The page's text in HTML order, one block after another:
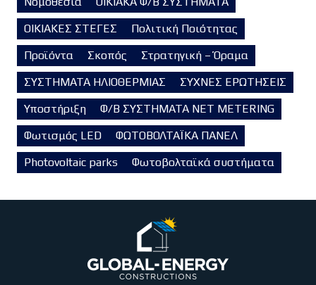
ΟΙΚΙΑΚΕΣ ΣΤΕΓΕΣ
Πολιτική Ποιότητας
Προϊόντα
Σκοπός
Στρατηγική – Όραμα
ΣΥΣΤΗΜΑΤΑ ΗΛΙΟΘΕΡΜΙΑΣ
ΣΥΧΝΕΣ ΕΡΩΤΗΣΕΙΣ
Υποστήριξη
Φ/Β ΣΥΣΤΗΜΑΤΑ NET METERING
Φωτισμός LED
ΦΩΤΟΒΟΛΤΑΪΚΑ ΠΑΝΕΛ
Photovoltaic parks
Φωτοβολταϊκά συστήματα